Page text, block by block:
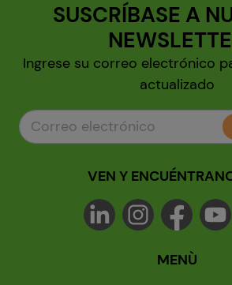
SUSCRÍBASE A
Ingrese su correo electrónico
actualizado
VEN Y
MENÙ